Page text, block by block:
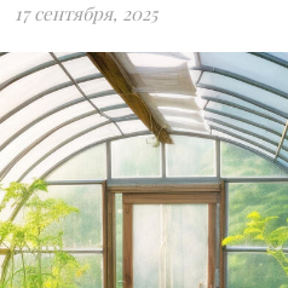
17 сентября, 2025